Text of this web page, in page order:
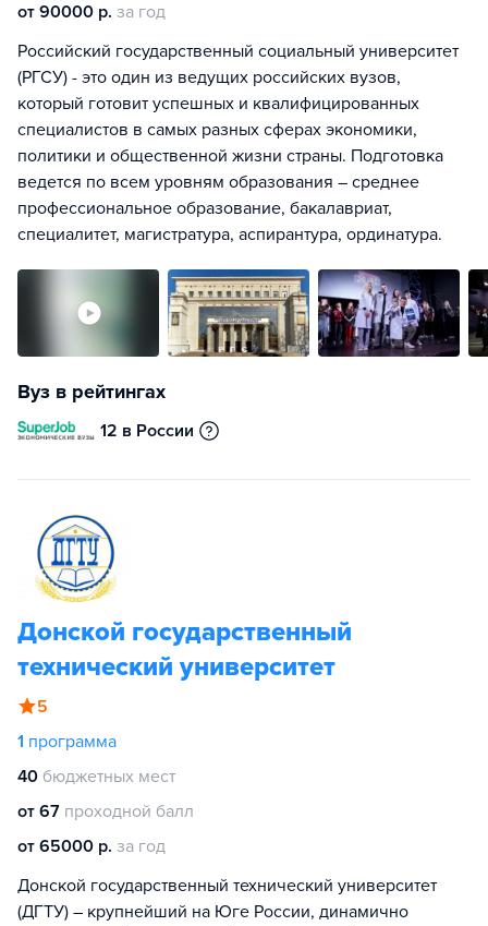
от 90000 р. за год
Российский государственный социальный университет
(РГСУ) - это один из ведущих российских вузов,
который готовит успешных и квалифицированных
специалистов в самых разных сферах экономики,
политики и общественной жизни страны. Подготовка
ведется по всем уровням образования – среднее
профессиональное образование, бакалавриат,
специалитет, магистратура, аспирантура, ординатура.
Вуз в рейтингах
12 в России
Донской государственный
технический университет
5
1 программа
40 бюджетных мест
от 67 проходной балл
от 65000 р. за год
Донской государственный технический университет
(ДГТУ) – крупнейший на Юге России, динамично